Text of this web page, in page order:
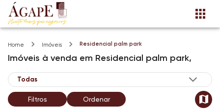
Home Imóveis Residencial palm park
Imóveis à venda em Residencial palm park,
Filtros Ordenar